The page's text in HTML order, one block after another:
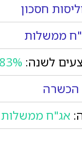
חסכון
ממשלות
לשנה:
הכשרה
אג"ח ממשלות